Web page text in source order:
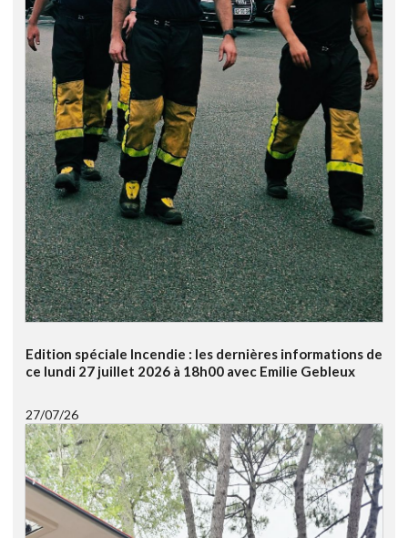
Edition spéciale Incendie : les dernières informations de
ce lundi 27 juillet 2026 à 18h00 avec Emilie Gebleux
27/07/26